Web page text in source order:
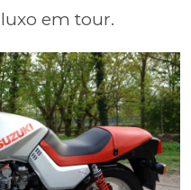
em tour.